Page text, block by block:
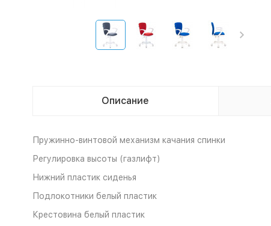
Описание
Пружинно-винтовой механизм качания спинки
Регулировка высоты (газлифт)
Нижний пластик сиденья
Подлокотники белый пластик
Крестовина белый пластик